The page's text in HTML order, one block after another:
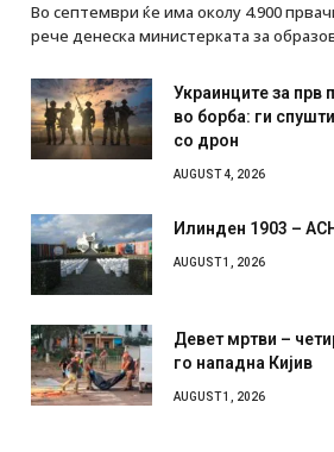
Во септември ќе има околу 4.900
рече денеска министерката за
Украинците за прв
во борба: ги
со дрон
AUGUST 4, 2026
Илинден 1903 –
AUGUST 1, 2026
Девет мртви –
го нападна Кијив
AUGUST 1, 2026